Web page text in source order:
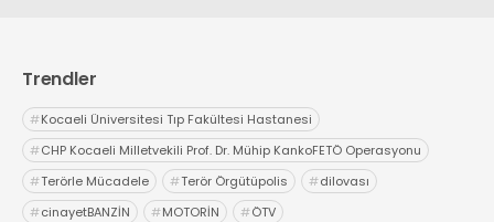
Trendler
#Kocaeli Üniversitesi Tıp Fakültesi Hastanesi
#CHP Kocaeli Milletvekili Prof. Dr. Mühip KankoFETÖ Operasyonu
#Terörle Mücadele #Terör Örgütüpolis #dilovası
#cinayetBANZİN #MOTORİN #ÖTV